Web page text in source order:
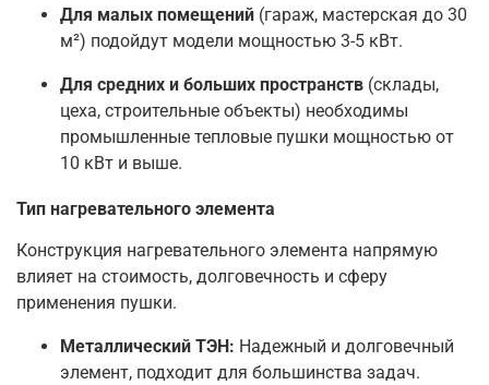
Для малых помещений (гараж, мастерская до 30
м²) подойдут модели мощностью 3-5 кВт.
Для средних и больших пространств (склады,
цеха, строительные объекты) необходимы
промышленные тепловые пушки мощностью от
10 кВт и выше.
Тип нагревательного элемента
Конструкция нагревательного элемента напрямую
влияет на стоимость, долговечность и сферу
применения пушки.
Металлический ТЭН: Надежный и долговечный
элемент, подходит для большинства задач.